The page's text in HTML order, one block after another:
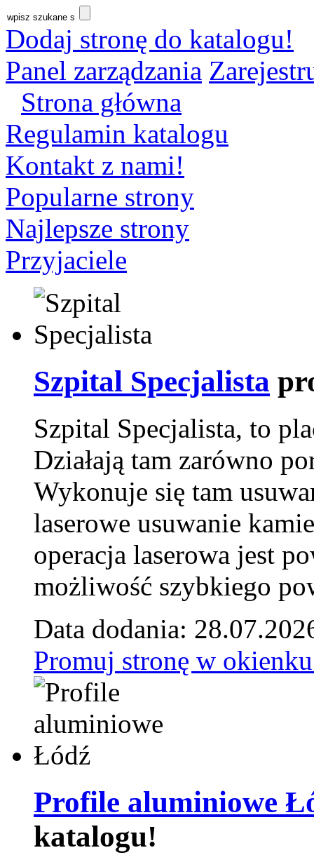
Dodaj stronę do katalogu!
Panel zarządzania
Strona główna
Regulamin katalogu
Kontakt z nami!
Popularne strony
Najlepsze strony
Przyjaciele
Szpital Specjalista
Szpital Specjalista, to
Działają tam zarówno
Wykonuje się tam
laserowe usuwanie
operacja laserowa jest
możliwość szybkiego
Data dodania:
Promuj stronę w
Profile aluminiowe
katalogu!